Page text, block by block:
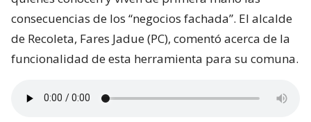
consecuencias de los “negocios fachada”. El alcalde
de Recoleta, Fares Jadue (PC), comentó acerca de la
funcionalidad de esta herramienta para su comuna.